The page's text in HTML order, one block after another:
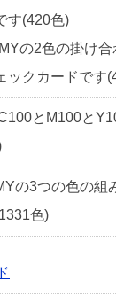
す(420色)
の2色の掛け
ックカードです
C100とM100と
の3つの色の
色)